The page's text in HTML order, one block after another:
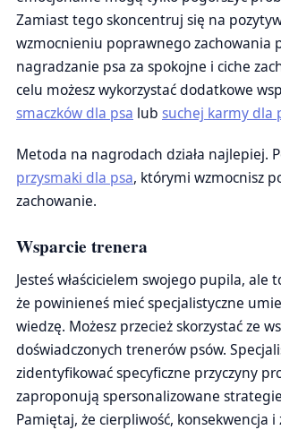
Zamiast tego skoncentruj się na
wzmocnieniu poprawnego zachowania
nagradzanie psa za spokojne i ciche
celu możesz wykorzystać dodatkowe
smaczków dla psa lub suchej karmy dla
Metoda na nagrodach działa najlepiej.
przysmaki dla psa, którymi wzmocnisz
zachowanie.
Wsparcie trenera
Jesteś właścicielem swojego pupila, ale
że powinieneś mieć specjalistyczne
wiedzę. Możesz przecież skorzystać ze
doświadczonych trenerów psów.
zidentyfikować specyficzne przyczyny
zaproponują spersonalizowane
Pamiętaj, że cierpliwość, konsekwencja